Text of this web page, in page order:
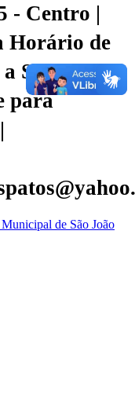
- Centro |
Horário de
Sexta-feira:
para
de São João